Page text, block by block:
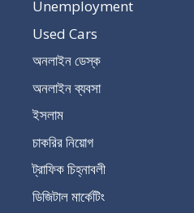
Unemployment
Used Cars
অনলাইন ডেস্ক
অনলাইন ব্যবসা
ইসলাম
চাকরির নিয়োগ
ট্রাফিক চিহ্নাবলী
ডিজিটাল মার্কেটিং